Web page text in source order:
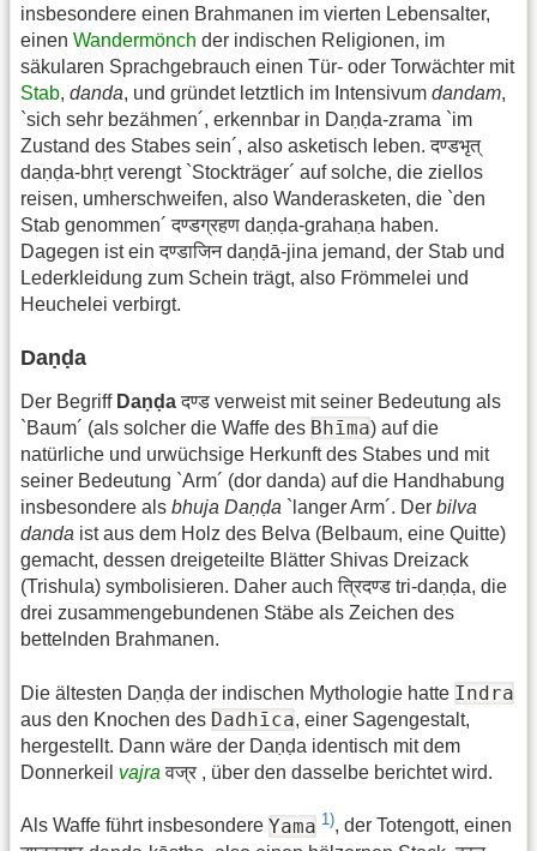
insbesondere einen Brahmanen im vierten Lebensalter,
einen Wandermönch der indischen Religionen, im
säkularen Sprachgebrauch einen Tür- oder Torwächter mit
Stab, danda, und gründet letztlich im Intensivum dandam,
`sich sehr bezähmen´, erkennbar in Daṇḍa-zrama `im
Zustand des Stabes sein´, also asketisch leben. दण्डभृत्
daṇḍa-bhṛt verengt `Stockträger´ auf solche, die ziellos
reisen, umherschweifen, also Wanderasketen, die `den
Stab genommen´ दण्डग्रहण daṇḍa-grahaṇa haben.
Dagegen ist ein दण्डाजिन daṇḍā-jina jemand, der Stab und
Lederkleidung zum Schein trägt, also Frömmelei und
Heuchelei verbirgt.
Daṇḍa
Der Begriff Daṇḍaदण्ड verweist mit seiner Bedeutung als
`Baum´ (als solcher die Waffe des Bhīma) auf die
natürliche und urwüchsige Herkunft des Stabes und mit
seiner Bedeutung `Arm´ (dor danda) auf die Handhabung
insbesondere als bhuja Daṇḍa `langer Arm´. Der bilva
danda ist aus dem Holz des Belva (Belbaum, eine Quitte)
gemacht, dessen dreigeteilte Blätter Shivas Dreizack
(Trishula) symbolisieren. Daher auch त्रिदण्ड tri-daṇḍa, die
drei zusammengebundenen Stäbe als Zeichen des
bettelnden Brahmanen.
Die ältesten Daṇḍa der indischen Mythologie hatte Indra
aus den Knochen des Dadhīca, einer Sagengestalt,
hergestellt. Dann wäre der Daṇḍa identisch mit dem
Donnerkeil vajra वज्र , über den dasselbe berichtet wird.
Als Waffe führt insbesondere Yama 1), der Totengott, einen